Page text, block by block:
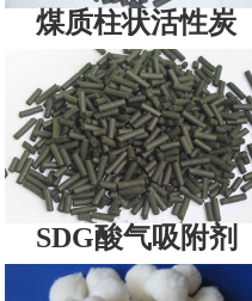
煤质柱状活性炭
SDG酸气吸附剂